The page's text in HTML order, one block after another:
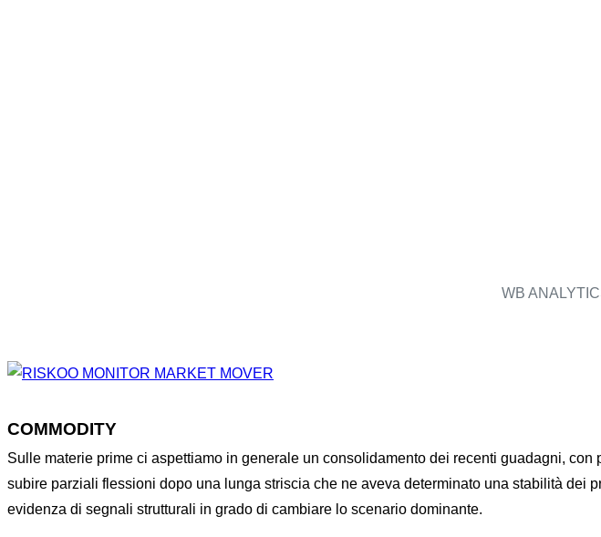
WB
COMMODITY
Sulle materie prime ci aspettiamo in generale un consolidamento dei recenti guadagni,
subire parziali flessioni dopo una lunga striscia che ne aveva determinato una stabilità
evidenza di segnali strutturali in grado di cambiare lo scenario dominante.